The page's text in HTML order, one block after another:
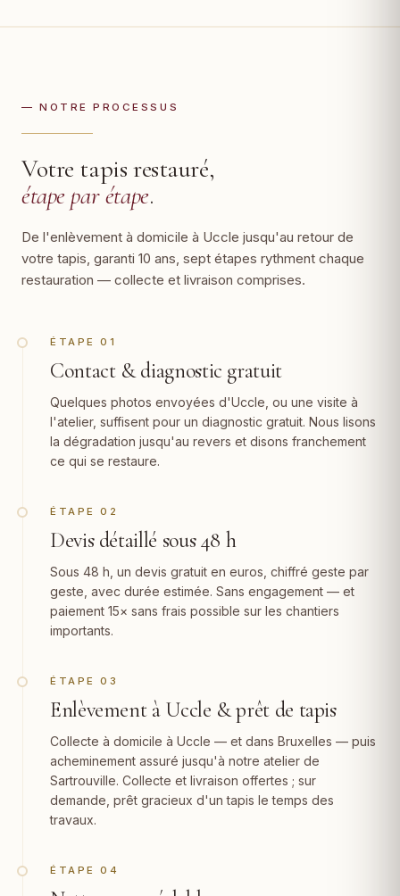
— NOTRE PROCESSUS
Votre tapis restauré,
étape par étape.
De l'enlèvement à domicile à Uccle jusqu'au retour de
votre tapis, garanti 10 ans, sept étapes rythment chaque
restauration — collecte et livraison comprises.
ÉTAPE 01
Contact & diagnostic gratuit
Quelques photos envoyées d'Uccle, ou une visite à
l'atelier, suffisent pour un diagnostic gratuit. Nous lisons
la dégradation jusqu'au revers et disons franchement
ce qui se restaure.
ÉTAPE 02
Devis détaillé sous 48 h
Sous 48 h, un devis gratuit en euros, chiffré geste par
geste, avec durée estimée. Sans engagement — et
paiement 15× sans frais possible sur les chantiers
importants.
ÉTAPE 03
Enlèvement à Uccle & prêt de tapis
Collecte à domicile à Uccle — et dans Bruxelles — puis
acheminement assuré jusqu'à notre atelier de
Sartrouville. Collecte et livraison offertes ; sur
demande, prêt gracieux d'un tapis le temps des
travaux.
ÉTAPE 04